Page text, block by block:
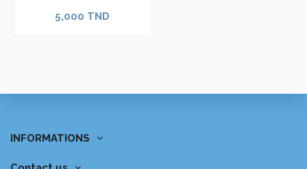
5,000 TND
INFORMATIONS